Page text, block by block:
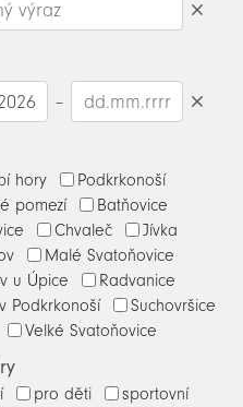
–
hory
Podkrkonoší
pomezí
Batňovice
Chvaleč
Jívka
Malé Svatoňovice
u Úpice
Radvanice
Podkrkonoší
Suchovršice
Velké Svatoňovice
pro děti sportovní